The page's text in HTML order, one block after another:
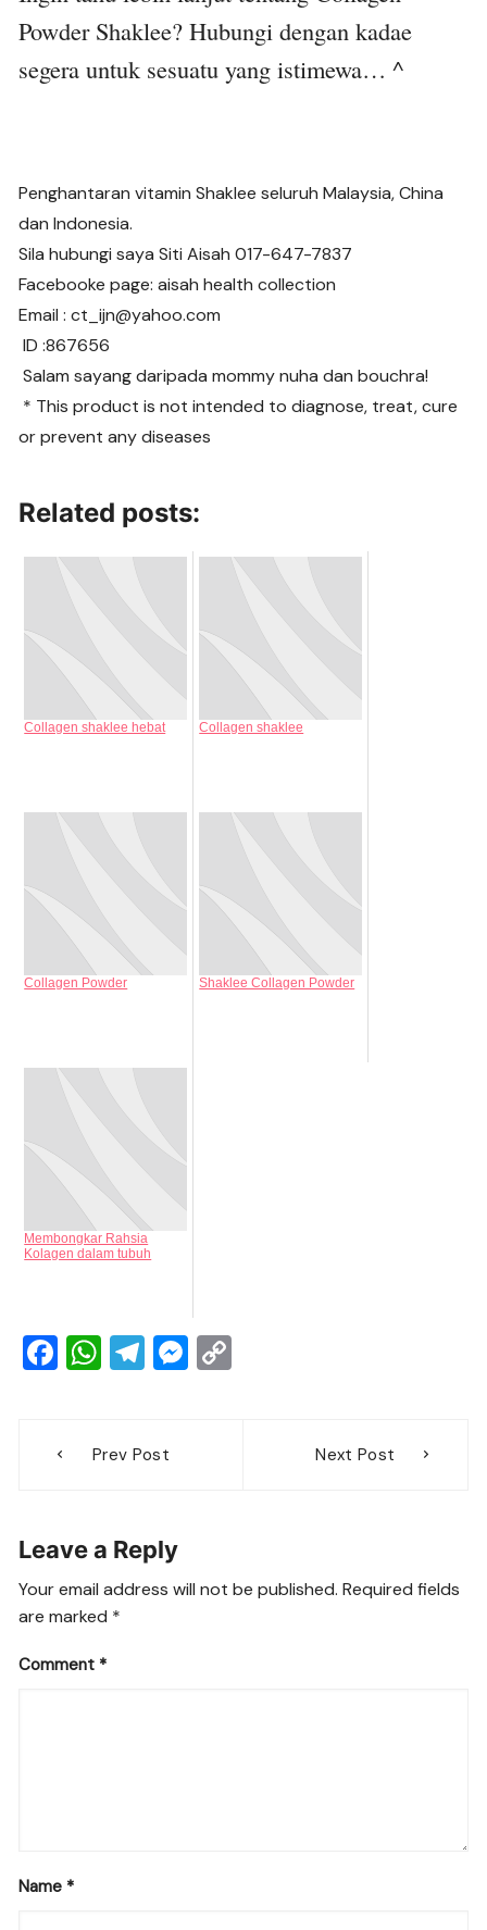
Powder Shaklee? Hubungi dengan kadae
segera untuk sesuatu yang istimewa… ^
Penghantaran vitamin Shaklee seluruh Malaysia, China
dan Indonesia.
Sila hubungi saya Siti Aisah 017-647-7837
Facebooke page: aisah health collection
Email : ct_ijn@yahoo.com
ID :867656
Salam sayang daripada mommy nuha dan bouchra!
* This product is not intended to diagnose, treat, cure
or prevent any diseases
Related posts:
Collagen shaklee hebat Collagen shaklee
Collagen Powder Shaklee Collagen Powder
Membongkar Rahsia
Kolagen dalam tubuh
F
e
o
k
W
s
p
T
gr
M
navigation
Prev Post Next Post
Leave a Reply
Your email address will not be published. Required fields
are marked *
Comment *
Name *